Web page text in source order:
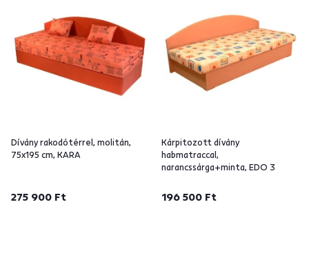
Dívány rakodótérrel, molitán,
75x195 cm, KARA
275 900 Ft
Kárpitozott dívány
habmatraccal,
narancssárga+minta, EDO 3
196 500 Ft